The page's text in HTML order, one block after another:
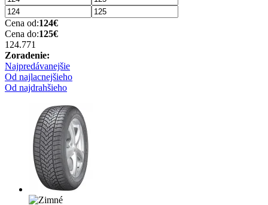
Cena od:124€
Cena do:125€
124.771
Zoradenie:
Najpredávanejšie
Od najlacnejšieho
Od najdrahšieho